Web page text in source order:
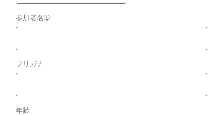
参加者名➀
フリガナ
年齢